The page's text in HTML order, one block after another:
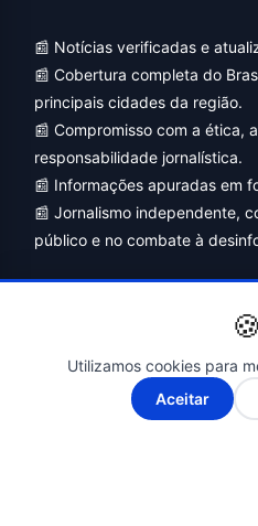
📰 Notícias verificadas e
📰 Cobertura completa do
principais cidades da região.
📰 Compromisso com a ética,
responsabilidade jornalística.
📰 Informações apuradas em
📰 Jornalismo independente,
público e no combate à
A-
🍪
Utilizamos cookies para
Aceitar